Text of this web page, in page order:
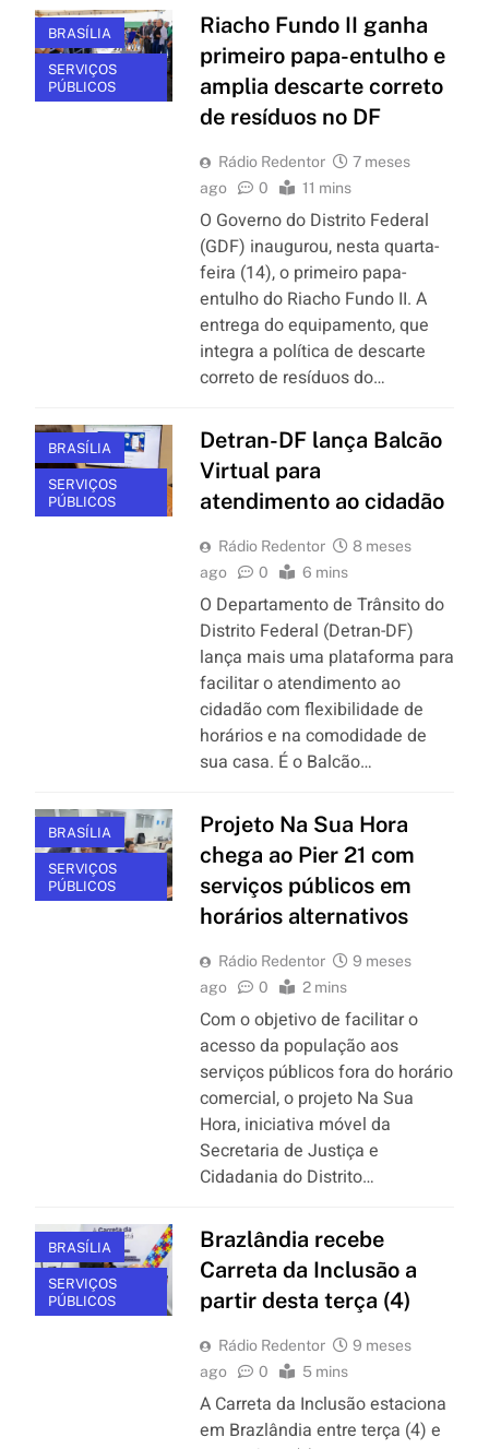
BRASÍLIA
SERVIÇOS
PÚBLICOS
Riacho Fundo II ganha
primeiro papa-entulho e
amplia descarte correto
de resíduos no DF
Rádio Redentor
7 meses
ago
0 11 mins
O Governo do Distrito Federal
(GDF) inaugurou, nesta quarta-
feira (14), o primeiro papa-
entulho do Riacho Fundo II. A
entrega do equipamento, que
integra a política de descarte
correto de resíduos do…
BRASÍLIA
SERVIÇOS
PÚBLICOS
Detran-DF lança Balcão
Virtual para
atendimento ao cidadão
Rádio Redentor
8 meses
ago
0 6 mins
O Departamento de Trânsito do
Distrito Federal (Detran-DF)
lança mais uma plataforma para
facilitar o atendimento ao
cidadão com flexibilidade de
horários e na comodidade de
sua casa. É o Balcão…
BRASÍLIA
SERVIÇOS
PÚBLICOS
Projeto Na Sua Hora
chega ao Pier 21 com
serviços públicos em
horários alternativos
Rádio Redentor
9 meses
ago
0 2 mins
Com o objetivo de facilitar o
acesso da população aos
serviços públicos fora do horário
comercial, o projeto Na Sua
Hora , iniciativa móvel da
Secretaria de Justiça e
Cidadania do Distrito…
BRASÍLIA
SERVIÇOS
PÚBLICOS
Brazlândia recebe
Carreta da Inclusão a
partir desta terça (4)
Rádio Redentor
9 meses
ago
0 5 mins
A Carreta da Inclusão estaciona
em Brazlândia entre terça (4) e